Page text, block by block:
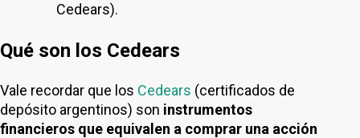
Cedears).
Qué son los Cedears
Vale recordar que los Cedears (certificados de
depósito argentinos) son instrumentos
financieros que equivalen a comprar una acción